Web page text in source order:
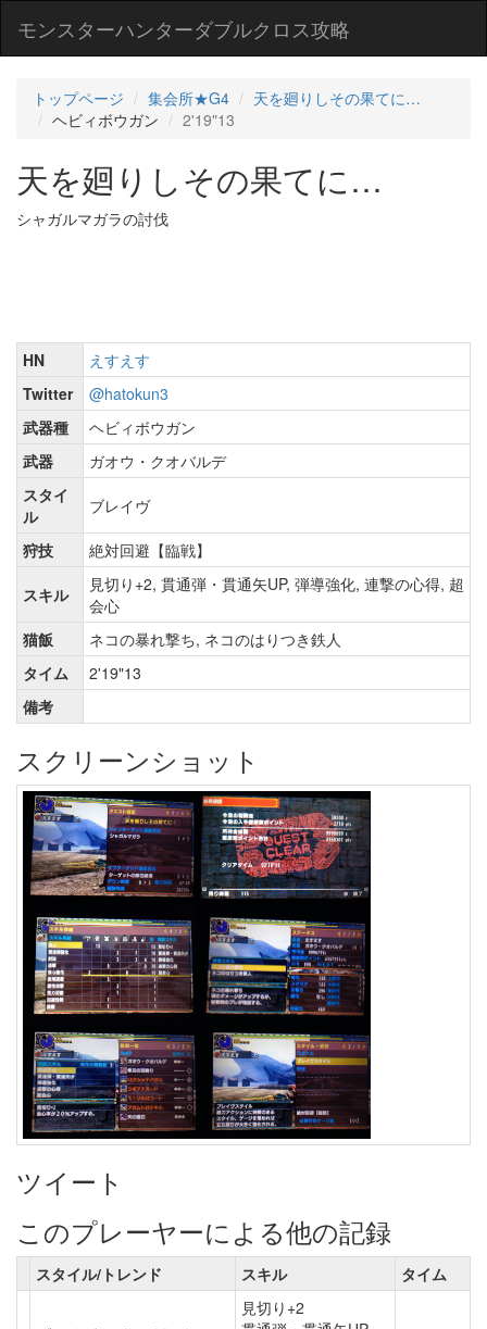
モンスターハンターダブルクロス攻略
トップページ 集会所★G4
天を廻りしその果てに…
ヘビィボウガン
2'19"13
天を廻りしその果てに…
シャガルマガラの討伐
HN
えすえす
Twitter
@hatokun3
武器種
ヘビィボウガン
武器
ガオウ・クオバルデ
スタイ
ル
ブレイヴ
狩技 絶対回避【臨戦】
スキル
見切り+2, 貫通弾・貫通矢UP, 弾導強化, 連撃の心得, 超
会心
猫飯
ネコの暴れ撃ち, ネコのはりつき鉄人
タイム
2'19"13
備考
スクリーンショット
ツイート
このプレーヤーによる他の記録
スタイル/トレンド スキル タイム
見切り+2